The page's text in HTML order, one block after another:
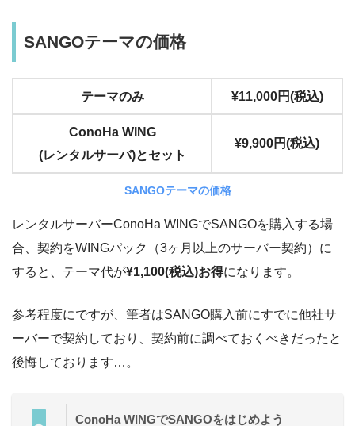
SANGOテーマの価格
テーマのみ ¥11,000円(税込)
ConoHa WING
(レンタルサーバ)とセット
¥9,900円(税込)
SANGOテーマの価格
レンタルサーバーConoHa WINGでSANGOを購入する場
合、契約をWINGパック（3ヶ月以上のサーバー契約）に
すると、テーマ代が¥1,100(税込)お得になります。
参考程度にですが、筆者はSANGO購入前にすでに他社サ
ーバーで契約しており、契約前に調べておくべきだったと
後悔しております…。
ConoHa WINGでSANGOをはじめよう